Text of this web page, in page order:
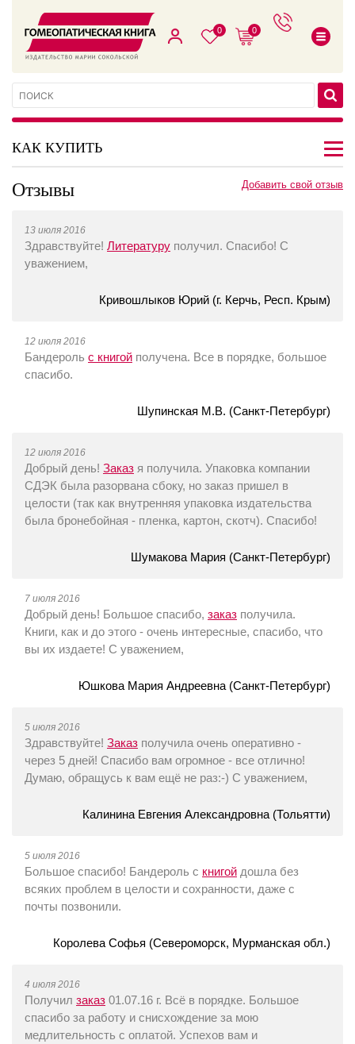
0 0
КАК КУПИТЬ
Добавить свой отзыв
Отзывы
13 июля 2016
Здравствуйте! Литературу получил. Спасибо! С
уважением,
Кривошлыков Юрий (г. Керчь, Респ. Крым)
12 июля 2016
Бандероль с книгой получена. Все в порядке, большое
спасибо.
Шупинская М.В. (Санкт-Петербург)
12 июля 2016
Добрый день! Заказ я получила. Упаковка компании
СДЭК была разорвана сбоку, но заказ пришел в
целости (так как внутренняя упаковка издательства
была бронебойная - пленка, картон, скотч). Спасибо!
Шумакова Мария (Санкт-Петербург)
7 июля 2016
Добрый день! Большое спасибо, заказ получила.
Книги, как и до этого - очень интересные, спасибо, что
вы их издаете! С уважением,
Юшкова Мария Андреевна (Санкт-Петербург)
5 июля 2016
Здравствуйте! Заказ получила очень оперативно -
через 5 дней! Спасибо вам огромное - все отлично!
Думаю, обращусь к вам ещё не раз:-) С уважением,
Калинина Евгения Александровна (Тольятти)
5 июля 2016
Большое спасибо! Бандероль с книгой дошла без
всяких проблем в целости и сохранности, даже с
почты позвонили.
Королева Софья (Североморск, Мурманская обл.)
4 июля 2016
Получил заказ 01.07.16 г. Всё в порядке. Большое
спасибо за работу и снисхождение за мою
медлительность с оплатой. Успехов вам и